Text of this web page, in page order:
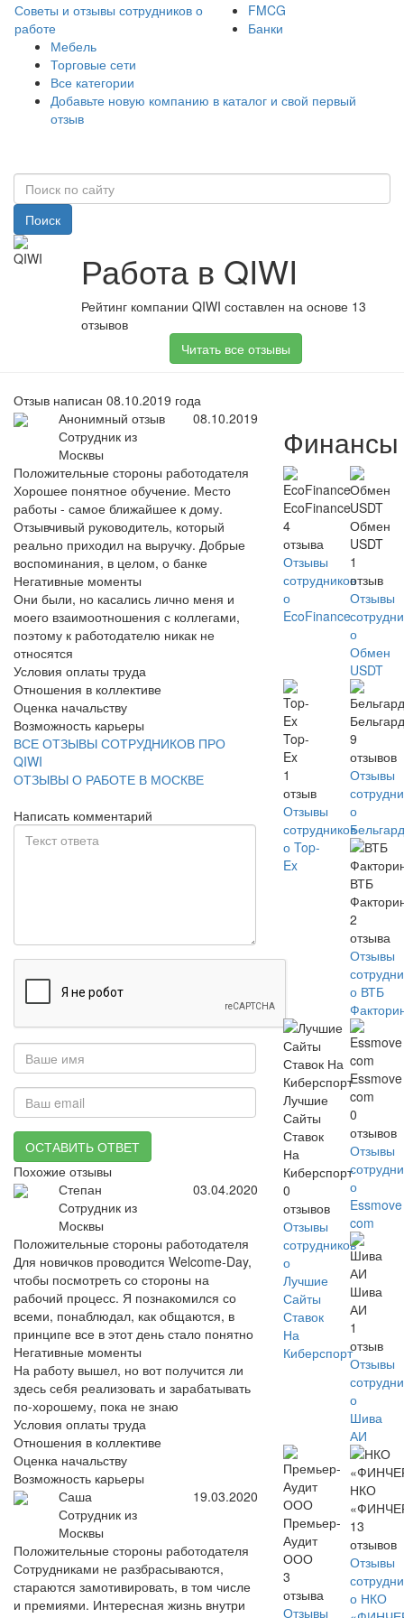
Советы и отзывы сотрудников о
работе
FMCG
Банки
Мебель
Торговые сети
Все категории
Добавьте новую компанию в каталог и свой первый
отзыв
Поиск
Работа в QIWI
Рейтинг компании QIWI составлен на основе 13
отзывов
Читать все отзывы
Отзыв написан 08.10.2019 года
Анонимный отзыв
Сотрудник из
Москвы
08.10.2019
Положительные стороны работодателя
Хорошее понятное обучение. Место
работы - самое ближайшее к дому.
Отзывчивый руководитель, который
реально приходил на выручку. Добрые
воспоминания, в целом, о банке
Негативные моменты
Они были, но касались лично меня и
моего взаимоотношения с коллегами,
поэтому к работодателю никак не
относятся
Условия оплаты труда
Отношения в коллективе
Оценка начальству
Возможность карьеры
ВСЕ ОТЗЫВЫ СОТРУДНИКОВ ПРО
QIWI
ОТЗЫВЫ О РАБОТЕ В МОСКВЕ
Написать комментарий
ОСТАВИТЬ ОТВЕТ
Похожие отзывы
Степан
Сотрудник из
Москвы
03.04.2020
Положительные стороны работодателя
Для новичков проводится Welcome-Day,
чтобы посмотреть со стороны на
рабочий процесс. Я познакомился со
всеми, понаблюдал, как общаются, в
принципе все в этот день стало понятно
Негативные моменты
На работу вышел, но вот получится ли
здесь себя реализовать и зарабатывать
по-хорошему, пока не знаю
Условия оплаты труда
Отношения в коллективе
Оценка начальству
Возможность карьеры
Саша
Сотрудник из
Москвы
19.03.2020
Положительные стороны работодателя
Сотрудниками не разбрасываются,
стараются замотивировать, в том числе
и премиями. Интересная жизнь внутри
Финансы
EcoFinance
4
отзыва
Отзывы
сотрудников
о
EcoFinance
Обмен
USDT
1
отзыв
Отзывы
о
Обмен
USDT
Top-
Ex
1
отзыв
Отзывы
сотрудников
о Top-
Ex
9
отзывов
Отзывы
о
ВТБ
2
отзыва
Отзывы
о ВТБ
Лучшие
Сайты
Ставок
На
Киберспорт
0
отзывов
Отзывы
сотрудников
о
Лучшие
Сайты
Ставок
На
Киберспорт
Essmove
com
0
отзывов
Отзывы
о
Essmove
com
Шива
АИ
1
отзыв
Отзывы
о
Шива
АИ
Премьер-
Аудит
ООО
3
отзыва
Отзывы
НКО
13
отзывов
Отзывы
о НКО